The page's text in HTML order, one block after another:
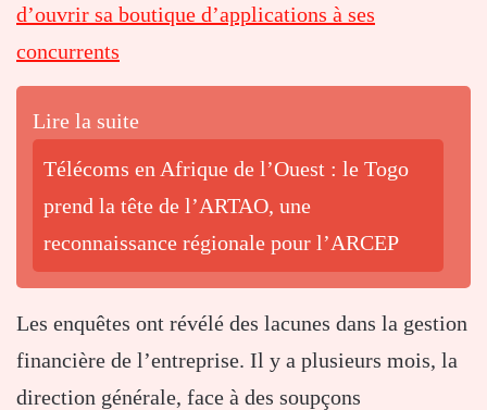
d’ouvrir sa boutique d’applications à ses
concurrents
Lire la suite
Télécoms en Afrique de l’Ouest : le Togo
prend la tête de l’ARTAO, une
reconnaissance régionale pour l’ARCEP
Les enquêtes ont révélé des lacunes dans la gestion
financière de l’entreprise. Il y a plusieurs mois, la
direction générale, face à des soupçons